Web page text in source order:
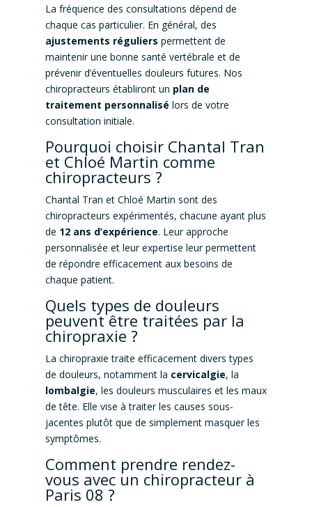
La fréquence des consultations dépend de
chaque cas particulier. En général, des
ajustements réguliers permettent de
maintenir une bonne santé vertébrale et de
prévenir d’éventuelles douleurs futures. Nos
chiropracteurs établiront un plan de
traitement personnalisé lors de votre
consultation initiale.
Pourquoi choisir Chantal Tran
et Chloé Martin comme
chiropracteurs ?
Chantal Tran et Chloé Martin sont des
chiropracteurs expérimentés, chacune ayant plus
de 12 ans d’expérience. Leur approche
personnalisée et leur expertise leur permettent
de répondre efficacement aux besoins de
chaque patient.
Quels types de douleurs
peuvent être traitées par la
chiropraxie ?
La chiropraxie traite efficacement divers types
de douleurs, notamment la cervicalgie, la
lombalgie, les douleurs musculaires et les maux
de tête. Elle vise à traiter les causes sous-
jacentes plutôt que de simplement masquer les
symptômes.
Comment prendre rendez-
vous avec un chiropracteur à
Paris 08 ?